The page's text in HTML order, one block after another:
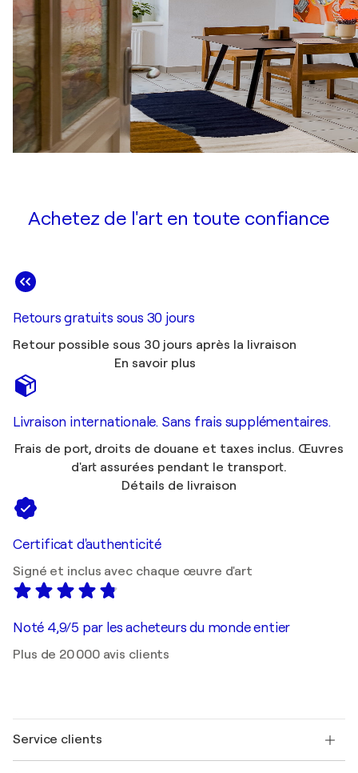
Achetez de l'art en toute confiance
Retours gratuits sous 30 jours
Retour possible sous 30 jours après la livraison
En savoir plus
Livraison internationale. Sans frais supplémentaires.
Frais de port, droits de douane et taxes inclus. Œuvres
d'art assurées pendant le transport.
Détails de livraison
Certificat d'authenticité
Signé et inclus avec chaque œuvre d'art
Noté 4,9/5 par les acheteurs du monde entier
Plus de 20 000 avis clients
Service clients